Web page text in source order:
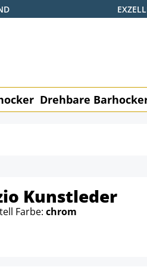
Drehbare
Kunstleder
Farbe: chrom